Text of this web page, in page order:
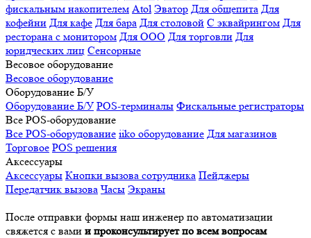
фискальным накопителем Atol Эватор Для общепита Для
кофейни Для кафе Для бара Для столовой С эквайрингом Для
ресторана с монитором Для ООО Для торговли Для
юридческих лиц Сенсорные
Весовое оборудование
Весовое оборудование
Оборудование Б/У
Оборудование Б/У POS-терминалы Фискальные регистраторы
Все POS-оборудование
Все POS-оборудование iiko оборудование Для магазинов
Торговое POS решения
Аксессуары
Аксессуары Кнопки вызова сотрудника Пейджеры
Передатчик вызова Часы Экраны
После отправки формы наш инженер по автоматизации
свяжется с вами и проконсультирует по всем вопросам